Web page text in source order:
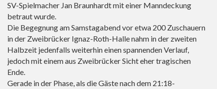
SV-Spielmacher Jan Braunhardt mit einer Manndeckung
betraut wurde.
Die Begegnung am Samstagabend vor etwa 200 Zuschauern
in der Zweibrücker Ignaz-Roth-Halle nahm in der zweiten
Halbzeit jedenfalls weiterhin einen spannenden Verlauf,
jedoch mit einem aus Zweibrücker Sicht eher tragischen
Ende.
Gerade in der Phase, als die Gäste nach dem 21:18-